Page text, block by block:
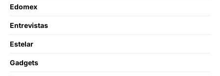
Edomex
Entrevistas
Estelar
Gadgets